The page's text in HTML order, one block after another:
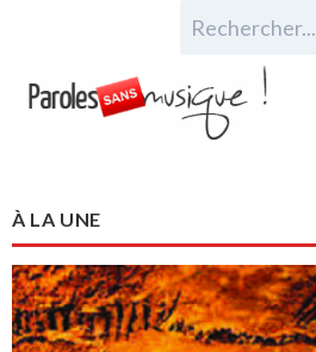
Rechercher...
À LA UNE